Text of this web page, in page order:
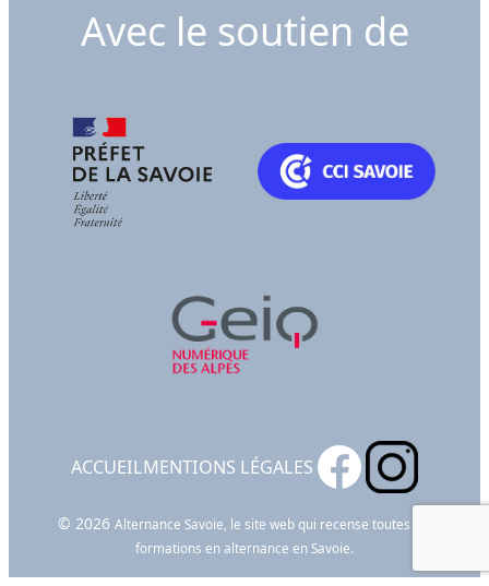
Avec le soutien de
ACCUEILMENTIONS LÉGALES
© 2026 Alternance Savoie, le site web qui recense toutes les
formations en alternance en Savoie.